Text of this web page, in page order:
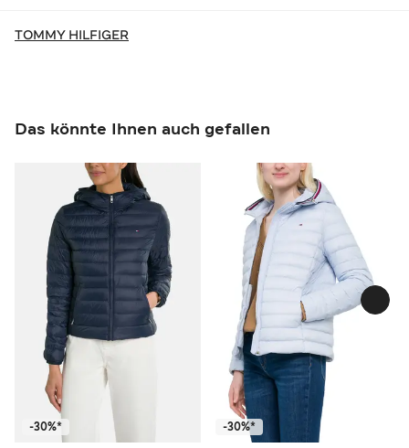
TOMMY HILFIGER
Das könnte Ihnen auch gefallen
-30%* -30%*